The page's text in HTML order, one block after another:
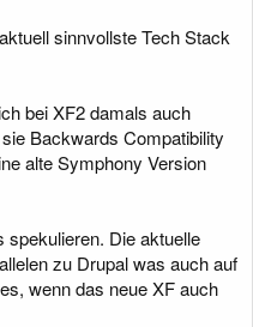
sinnvollste Tech Stack
bei XF2 damals auch
Backwards Compatibility
alte Symphony Version
spekulieren. Die aktuelle
zu Drupal was auch auf
wenn das neue XF auch